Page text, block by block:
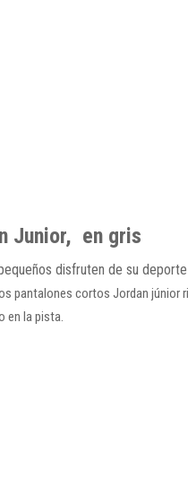
Junior, en gris
disfruten de su
pantalones cortos Jordan júnior
en la pista.